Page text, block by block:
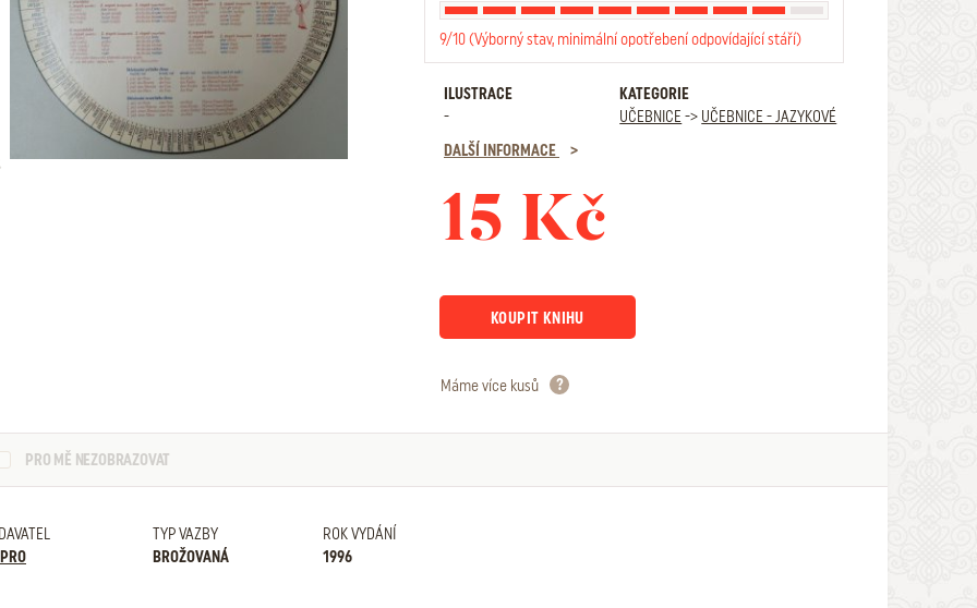
9/10 (Výborný stav, minimální opotřebení odpovídající stáří)
ILUSTRACE
-
KATEGORIE
UČEBNICE -> UČEBNICE - JAZYKOVÉ
DALŠÍ INFORMACE
15 Kč
KOUPIT KNIHU
Máme více kusů
PRO MĚ NEZOBRAZOVAT
TYP VAZBY
BROŽOVANÁ
ROK VYDÁNÍ
1996